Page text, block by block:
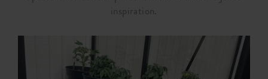
inspiration.